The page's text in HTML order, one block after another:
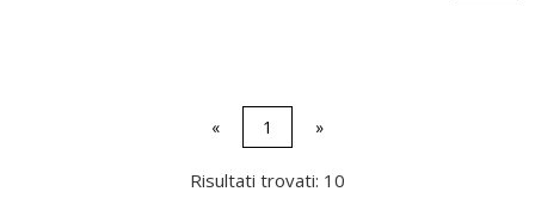
« 1 »
Risultati trovati: 10